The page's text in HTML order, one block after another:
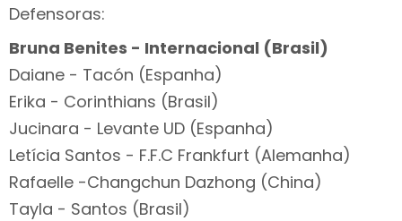
Defensoras:
Bruna Benites - Internacional (Brasil)
Daiane - Tacón (Espanha)
Erika - Corinthians (Brasil)
Jucinara - Levante UD (Espanha)
Letícia Santos - F.F.C Frankfurt (Alemanha)
Rafaelle -Changchun Dazhong (China)
Tayla - Santos (Brasil)